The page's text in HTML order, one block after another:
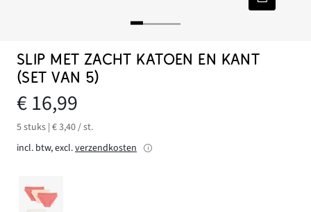
SLIP MET ZACHT KATOEN EN KANT
(SET VAN 5)
€ 16,99
5 stuks | € 3,40 / st.
incl. btw, excl.verzendkosten